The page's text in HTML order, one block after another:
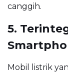
canggih.
5.
Mobil listrik